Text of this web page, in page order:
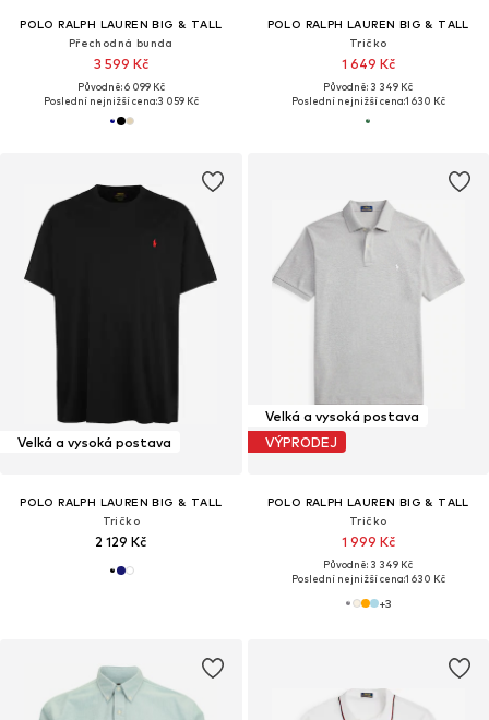
POLO RALPH LAUREN BIG & TALL
Přechodná bunda
3 599 Kč
Původně: 6 099 Kč
Poslední nejnižší cena:3 059 Kč
POLO RALPH LAUREN BIG & TALL
Tričko
1 649 Kč
Původně: 3 349 Kč
Poslední nejnižší cena:1 630 Kč
Velká a vysoká postava
POLO RALPH LAUREN BIG & TALL
Tričko
2 129 Kč
Velká a vysoká postava
VÝPRODEJ
POLO RALPH LAUREN BIG & TALL
Tričko
1 999 Kč
Původně: 3 349 Kč
Poslední nejnižší cena:1 630 Kč
+3